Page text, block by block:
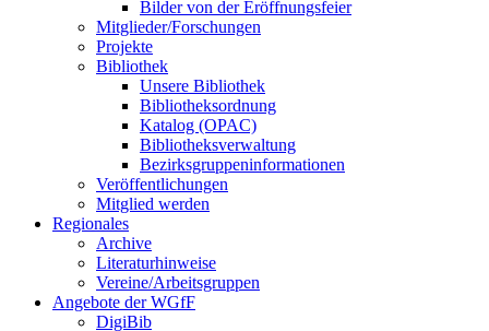
Bilder von der Eröffnungsfeier
Mitglieder/Forschungen
Projekte
Bibliothek
Unsere Bibliothek
Bibliotheksordnung
Katalog (OPAC)
Bibliotheksverwaltung
Bezirksgruppeninformationen
Veröffentlichungen
Mitglied werden
Regionales
Archive
Literaturhinweise
Vereine/Arbeitsgruppen
Angebote der WGfF
DigiBib